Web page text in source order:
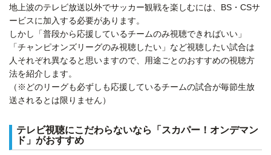
地上波のテレビ放送以外でサッカー観戦を楽しむには、BS・CSサ
ービスに加入する必要があります。
しかし「普段から応援しているチームのみ視聴できればいい」
「チャンピオンズリーグのみ視聴したい」など視聴したい試合は
人それぞれ異なると思いますので、用途ごとのおすすめの視聴方
法を紹介します。
（※どのリーグも必ずしも応援しているチームの試合が毎節生放
送されるとは限りません）
テレビ視聴にこだわらないなら「スカパー！オンデマン
ド」がおすすめ